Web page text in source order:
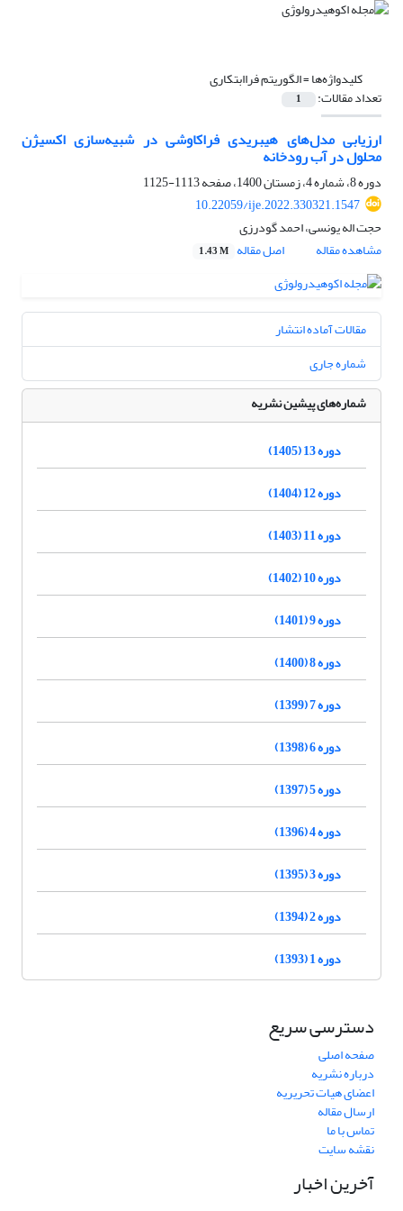
کلیدواژه‌ها =الگوریتم فراابتکاری
تعداد مقالات: 1
ارزیابی مدل‌های هیبریدی فراکاوشی در شبیه‌سازی اکسیژن
محلول در آب رودخانه
دوره 8، شماره 4، زمستان 1400، صفحه
1113-1125
10.22059/ije.2022.330321.1547
حجت اله یونسی، احمد گودرزی
مشاهده مقاله
اصل مقاله 1.43 M
مقالات آماده انتشار
شماره جاری
شماره‌های پیشین نشریه
دوره 13 (1405)
دوره 12 (1404)
دوره 11 (1403)
دوره 10 (1402)
دوره 9 (1401)
دوره 8 (1400)
دوره 7 (1399)
دوره 6 (1398)
دوره 5 (1397)
دوره 4 (1396)
دوره 3 (1395)
دوره 2 (1394)
دوره 1 (1393)
دسترسی سریع
صفحه اصلی
درباره نشریه
اعضای هیات تحریریه
ارسال مقاله
تماس با ما
نقشه سایت
آخرین اخبار